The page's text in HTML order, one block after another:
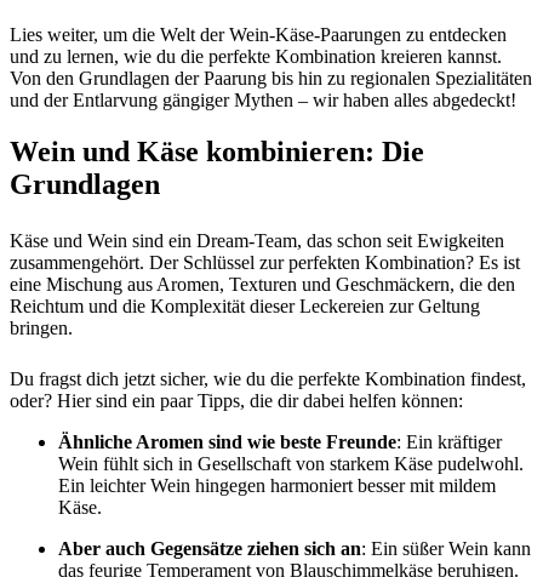
Lies weiter, um die Welt der Wein-Käse-Paarungen zu entdecken
und zu lernen, wie du die perfekte Kombination kreieren kannst.
Von den Grundlagen der Paarung bis hin zu regionalen Spezialitäten
und der Entlarvung gängiger Mythen – wir haben alles abgedeckt!
Wein und Käse kombinieren: Die
Grundlagen
Käse und Wein sind ein Dream-Team, das schon seit Ewigkeiten
zusammengehört. Der Schlüssel zur perfekten Kombination? Es ist
eine Mischung aus Aromen, Texturen und Geschmäckern, die den
Reichtum und die Komplexität dieser Leckereien zur Geltung
bringen.
Du fragst dich jetzt sicher, wie du die perfekte Kombination findest,
oder? Hier sind ein paar Tipps, die dir dabei helfen können:
Ähnliche Aromen sind wie beste Freunde: Ein kräftiger
Wein fühlt sich in Gesellschaft von starkem Käse pudelwohl.
Ein leichter Wein hingegen harmoniert besser mit mildem
Käse.
Aber auch Gegensätze ziehen sich an: Ein süßer Wein kann
das feurige Temperament von Blauschimmelkäse beruhigen.